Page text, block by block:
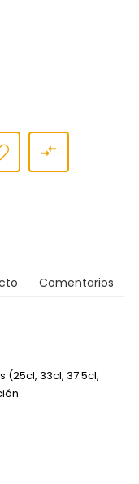

Comentarios
(25cl, 33cl, 37.5cl,